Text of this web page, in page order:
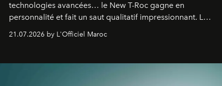
technologies avancées… le New T-Roc gagne en
personnalité et fait un saut qualitatif impressionnant. Le
constructeur allemand a revu en profondeur son SUV
fétiche pour le rendre plus premium. Et le pari semble
21.07.2026 by L'Officiel Maroc